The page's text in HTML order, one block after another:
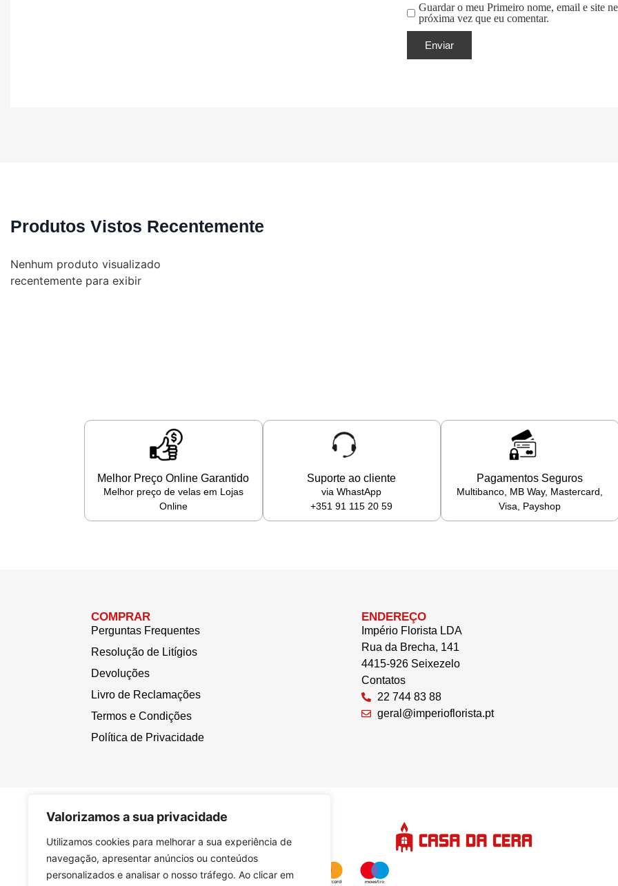
Valorizamos a sua privacidade
Utilizamos cookies para melhorar a sua experiência de
navegação, apresentar anúncios ou conteúdos
personalizados e analisar o nosso tráfego. Ao clicar em
Guardar o meu Primeiro nome, email e site
próxima vez que eu comentar.
Produtos Vistos Recentemente
Nenhum produto visualizado
recentemente para exibir
Melhor Preço Online Garantido
Melhor preço de velas em Lojas
Online
Suporte ao cliente
via WhastApp
+351 91 115 20 59
Pagamentos Seguros
Multibanco, MB Way, Mastercard,
Visa, Payshop
COMPRAR
Perguntas Frequentes
Resolução de Litígios
Devoluções
Livro de Reclamações
Termos e Condições
Política de Privacidade
ENDEREÇO
Império Florista LDA
Rua da Brecha, 141
4415-926 Seixezelo
Contatos
22 744 83 88
geral@imperioflorista.pt